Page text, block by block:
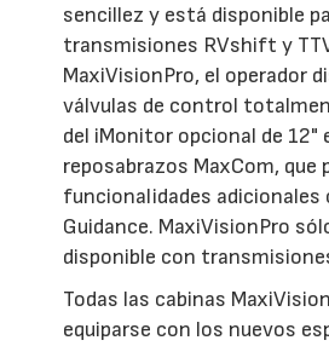
sencillez y está disponible
transmisiones RVshift y
MaxiVisionPro, el operador
válvulas de control
del iMonitor opcional de 12"
reposabrazos MaxCom, que
funcionalidades adicionales
Guidance. MaxiVisionPro
disponible con
Todas las cabinas
equiparse con los nuevos